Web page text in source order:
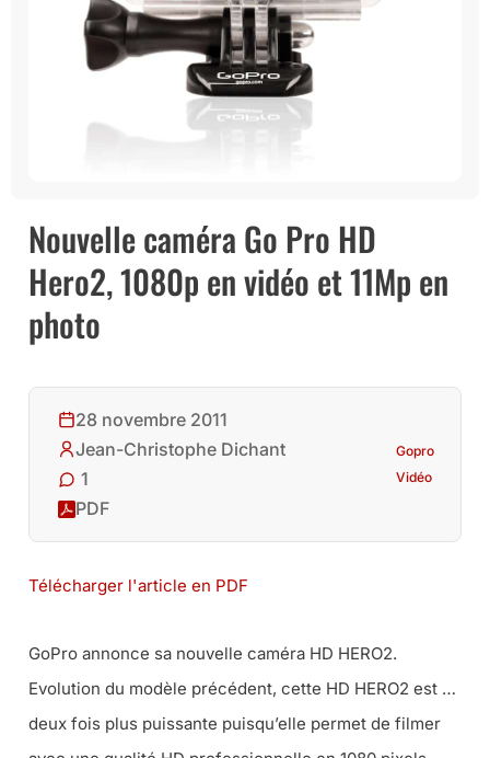
Nouvelle caméra Go Pro HD
Hero2, 1080p en vidéo et 11Mp en
photo
28 novembre 2011
Jean-Christophe Dichant
1
PDF
Gopro
Vidéo
Télécharger l'article en PDF
GoPro annonce sa nouvelle caméra HD HERO2.
Evolution du modèle précédent, cette HD HERO2 est …
deux fois plus puissante puisqu’elle permet de filmer